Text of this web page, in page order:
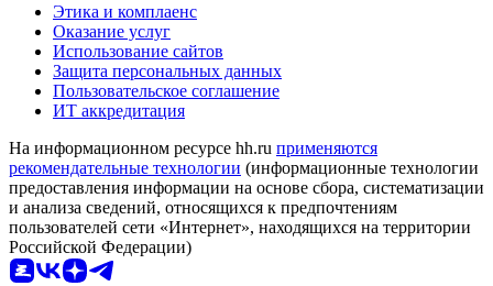
Этика и комплаенс
Оказание услуг
Использование сайтов
Защита персональных данных
Пользовательское соглашение
ИТ аккредитация
На информационном ресурсе hh.ru применяются
рекомендательные технологии (информационные технологии
предоставления информации на основе сбора, систематизации
и анализа сведений, относящихся к предпочтениям
пользователей сети «Интернет», находящихся на территории
Российской Федерации)